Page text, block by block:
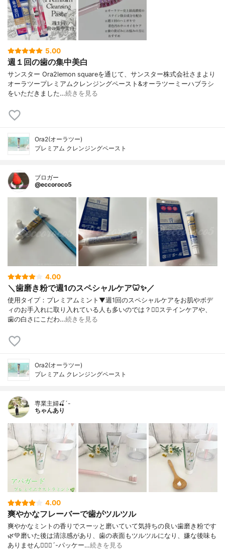
5.00
週１回の歯の集中美白
サンスター Ora2lemon squareを通じて、サンスター株式会社さまより
オーラツープレミアムクレンジングペースト&オーラツーミーハブラシ
をいただきました…続きを見る
Ora2(オーラツー)
プレミアム クレンジングペースト
ブロガー
@eccoroco5
4.00
＼歯磨き粉で週1のスペシャルケア🦷✨／
使用タイプ：プレミアムミント⁡⁡▼⁡⁡⁡週1回のスペシャルケアをお肌やボデ
ィのお手入れに取り入れている人も多いのでは？💆‍♀️⁡ステインケアや、
歯の白さにこだわ…続きを見る
Ora2(オーラツー)
プレミアム クレンジングペースト
専業主婦🍒´-
ちゃんあり
4.00
爽やかなフレーバーで歯がツルツル
爽やかなミントの香りでスーッと磨いていて気持ちの良い歯磨き粉です
🌿💚磨いた後は清涼感があり、歯の表面もツルツルになり、嫌な後味も
ありません🙋🏻‍♀️´-パッケー…続きを見る